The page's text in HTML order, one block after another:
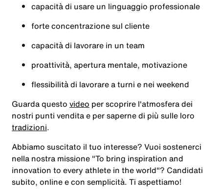
capacità di usare un linguaggio professionale
forte concentrazione sul cliente
capacità di lavorare in un team
proattività, apertura mentale, motivazione
flessibilità di lavorare a turni e nei weekend
Guarda questo video per scoprire l'atmosfera dei
nostri punti vendita e per saperne di più sulle loro
tradizioni.
Abbiamo suscitato il tuo interesse? Vuoi sostenerci
nella nostra missione "To bring inspiration and
innovation to every athlete in the world"? Candidati
subito, online e con semplicità. Ti aspettiamo!